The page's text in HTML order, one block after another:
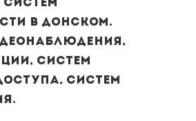
в Донском.
систем
систем